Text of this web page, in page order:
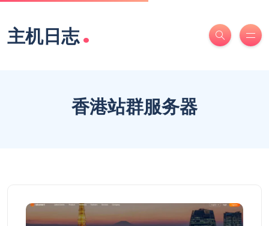
主机日志.
香港站群服务器